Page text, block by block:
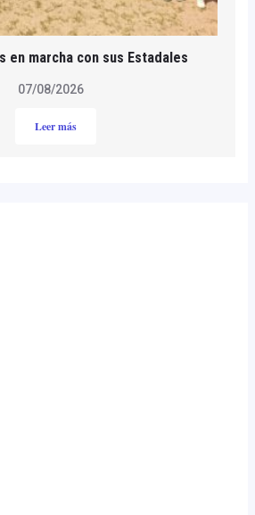
en marcha con sus Estadales
07/08/2026
Leer más